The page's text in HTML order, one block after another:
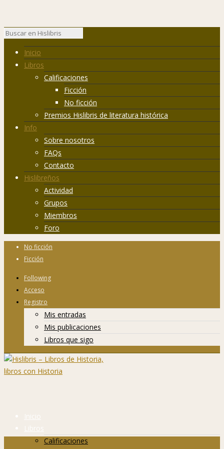
Inicio
Libros
Calificaciones
Ficción
No ficción
Premios Hislibris de literatura histórica
Info
Sobre nosotros
FAQs
Contacto
Hislibreños
Actividad
Grupos
Miembros
Foro
No ficción
Ficción
Following
Acceso
Registro
Mis entradas
Mis publicaciones
Libros que sigo
Inicio
Libros
Calificaciones